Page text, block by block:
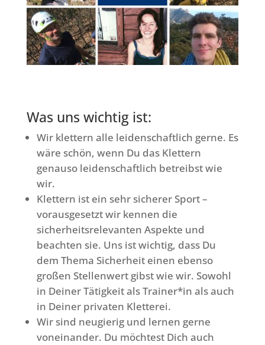
Was uns wichtig ist:
Wir klettern alle leidenschaftlich gerne. Es
wäre schön, wenn Du das Klettern
genauso leidenschaftlich betreibst wie
wir.
Klettern ist ein sehr sicherer Sport –
vorausgesetzt wir kennen die
sicherheitsrelevanten Aspekte und
beachten sie. Uns ist wichtig, dass Du
dem Thema Sicherheit einen ebenso
großen Stellenwert gibst wie wir. Sowohl
in Deiner Tätigkeit als Trainer*in als auch
in Deiner privaten Kletterei.
Wir sind neugierig und lernen gerne
voneinander. Du möchtest Dich auch